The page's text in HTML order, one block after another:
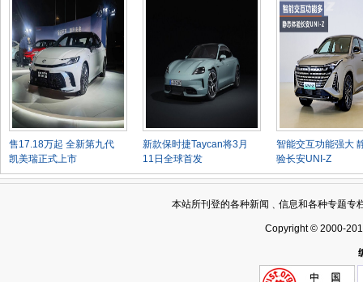
售17.18万起 全新第九代
凯美瑞正式上市
新款保时捷Taycan将3月
11日全球首发
智能交互功能强大
验长安UNI-Z
本站所刊登的各种新闻﹑信息和各种专题专
Copyright © 2000-